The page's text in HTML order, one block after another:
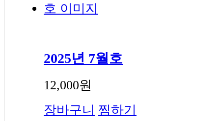
2025년 7월호
12,000원
장바구니 찜하기